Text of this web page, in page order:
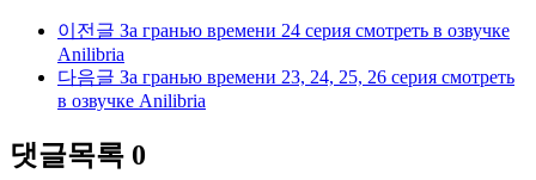
이전글 За гранью времени 24 серия смотреть в озвучке
Anilibria
다음글 За гранью времени 23, 24, 25, 26 серия смотреть
в озвучке Anilibria
댓글목록 0